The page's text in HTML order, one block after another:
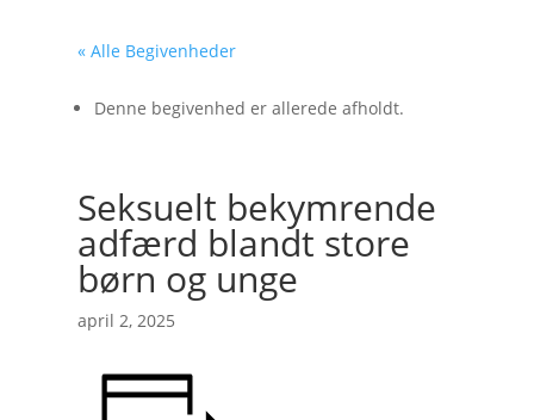
« Alle Begivenheder
Denne begivenhed er allerede afholdt.
Seksuelt bekymrende
adfærd blandt store
børn og unge
april 2, 2025